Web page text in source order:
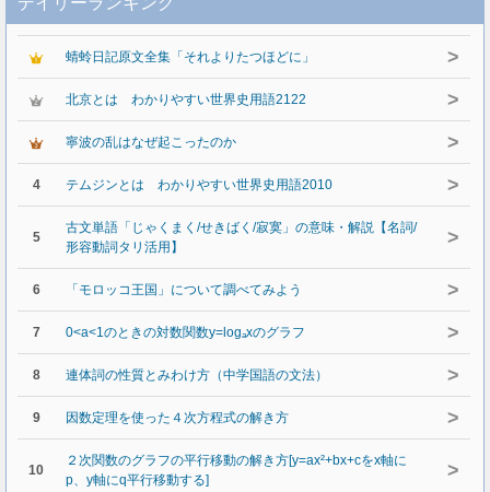
蜻蛉日記原文全集「それよりたつほどに」 >
北京とは わかりやすい世界史用語2122 >
寧波の乱はなぜ起こったのか >
4 テムジンとは わかりやすい世界史用語2010 >
5
古文単語「じゃくまく/せきばく/寂寞」の意味・解説【名詞/
形容動詞タリ活用】
>
6 「モロッコ王国」について調べてみよう >
7 0<a<1のときの対数関数y=logₐxのグラフ >
8 連体詞の性質とみわけ方（中学国語の文法） >
9 因数定理を使った４次方程式の解き方 >
10
２次関数のグラフの平行移動の解き方[y=ax²+bx+cをx軸に
p、y軸にq平行移動する]
>